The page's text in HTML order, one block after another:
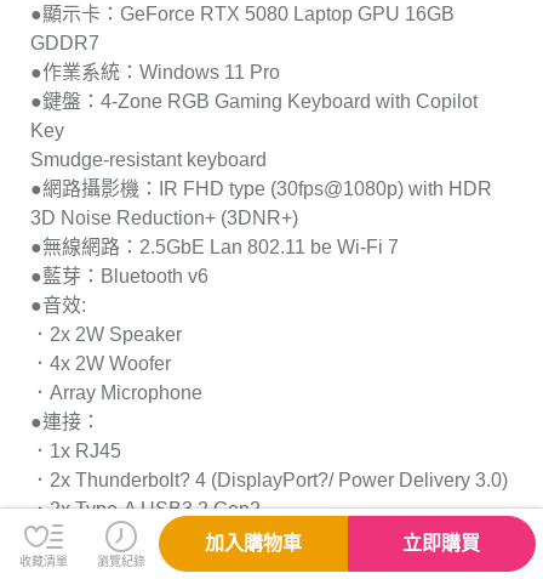
●顯示卡：GeForce RTX 5080 Laptop GPU 16GB
GDDR7
●作業系統：Windows 11 Pro
●鍵盤：4-Zone RGB Gaming Keyboard with Copilot
Key
Smudge-resistant keyboard
●網路攝影機：IR FHD type (30fps@1080p) with HDR
3D Noise Reduction+ (3DNR+)
●無線網路：2.5GbE Lan 802.11 be Wi-Fi 7
●藍芽：Bluetooth v6
●音效:
．2x 2W Speaker
．4x 2W Woofer
．Array Microphone
●連接：
．1x RJ45
．2x Thunderbolt? 4 (DisplayPort?/ Power Delivery 3.0)
．2x Type-A USB3.2 Gen2
．1x HDMI? 2.1 (8K @ 60Hz / 4K @ 120Hz)
●電池：4-Cell / 90 Battery (Whr) / 240W adapter
收藏清單 瀏覽紀錄
加入購物車 立即購買